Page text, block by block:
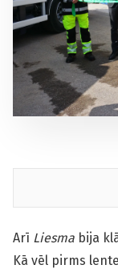
Arī Liesma bija
Kā vēl pirms